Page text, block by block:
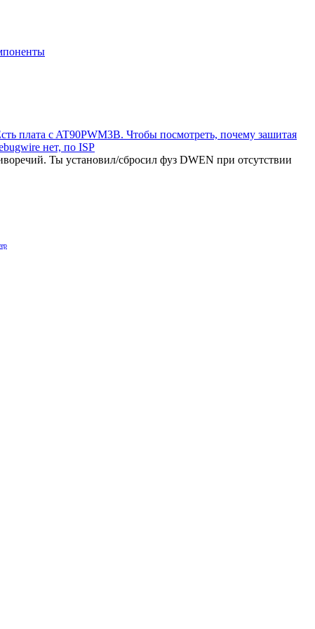
плата c AT90PWM3B. Чтобы посмотреть, почему зашитая
нет, по ISP
Ты установил/сбросил фуз DWEN при отсутствии